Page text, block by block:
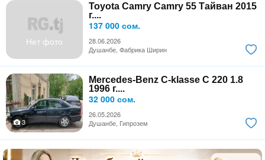
Нет фото
Toyota Camry Camry 55 Тайван 2015
г....
137 000 сом.
28.06.2026
Душанбе, Фабрика Ширин
Mercedes-Benz C-klasse C 220 1.8
1996 г....
32 000 сом.
26.05.2026
3
Душанбе, Гипрозем